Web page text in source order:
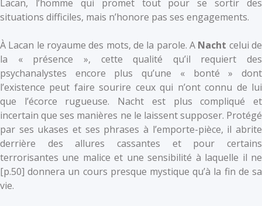
Lacan, l’homme qui promet tout pour se sortir des
situations difficiles, mais n’honore pas ses engagements.
À Lacan le royaume des mots, de la parole. A Nacht celui de
la « présence », cette qualité qu’il requiert des
psychanalystes encore plus qu’une « bonté » dont
l’existence peut faire sourire ceux qui n’ont connu de lui
que l’écorce rugueuse. Nacht est plus compliqué et
incertain que ses manières ne le laissent supposer. Protégé
par ses ukases et ses phrases à l’emporte-pièce, il abrite
derrière des allures cassantes et pour certains
terrorisantes une malice et une sensibilité à laquelle il ne
[p.50] donnera un cours presque mystique qu’à la fin de sa
vie.